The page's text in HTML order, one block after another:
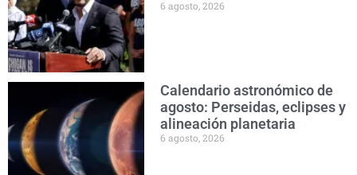
6 agosto, 2026
Calendario astronómico de
agosto: Perseidas, eclipses y
alineación planetaria
6 agosto, 2026